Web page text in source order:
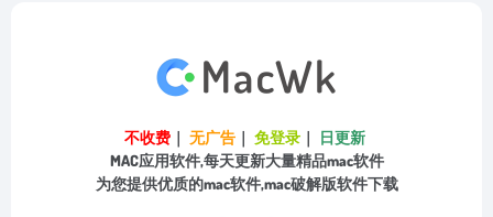
不收费 ｜ 无广告 ｜ 免登录 ｜
日更新
MAC应用软件,每天更新大量精品mac软件
为您提供优质的mac软件,mac破解版软件下载